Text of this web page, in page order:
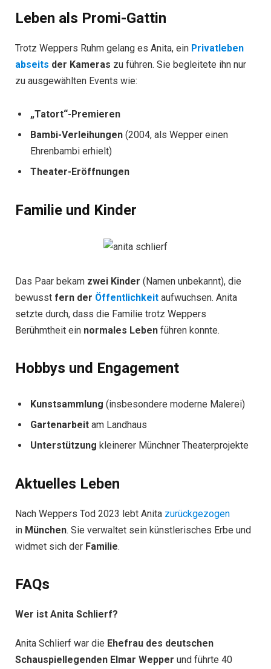
Leben als Promi-Gattin
Trotz Weppers Ruhm gelang es Anita, ein Privatleben
abseits der Kameras zu führen. Sie begleitete ihn nur
zu ausgewählten Events wie:
„Tatort“-Premieren
Bambi-Verleihungen (2004, als Wepper einen
Ehrenbambi erhielt)
Theater-Eröffnungen
Familie und Kinder
Das Paar bekam zwei Kinder (Namen unbekannt), die
bewusst fern der Öffentlichkeit aufwuchsen. Anita
setzte durch, dass die Familie trotz Weppers
Berühmtheit ein normales Leben führen konnte.
Hobbys und Engagement
Kunstsammlung (insbesondere moderne Malerei)
Gartenarbeit am Landhaus
Unterstützung kleinerer Münchner Theaterprojekte
Aktuelles Leben
Nach Weppers Tod 2023 lebt Anita zurückgezogen
in München. Sie verwaltet sein künstlerisches Erbe und
widmet sich der Familie.
FAQs
Wer ist Anita Schlierf?
Anita Schlierf war die Ehefrau des deutschen
Schauspiellegenden Elmar Wepper und führte 40